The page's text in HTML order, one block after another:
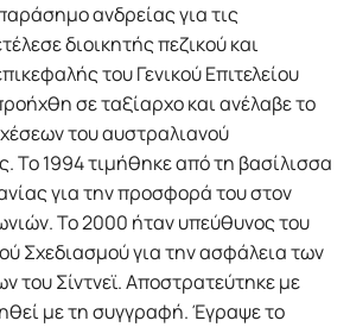
ανδρείας για τις
διοικητής πεζικού και
του Γενικού Επιτελείου
σε ταξίαρχο και ανέλαβε το
του αυστραλιανού
Το 1994 τιμήθηκε από τη βασίλισσα
για την προσφορά του στον
Το 2000 ήταν υπεύθυνος του
Σχεδιασμού για την ασφάλεια των
του Σίντνεϊ. Αποστρατεύτηκε με
με τη συγγραφή. Έγραψε το